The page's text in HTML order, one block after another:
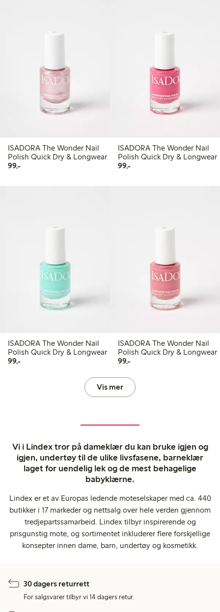
ISADORA The Wonder Nail
Polish Quick Dry & Longwear
99,-99,00 kr
ISADORA The Wonder Nail
Polish Quick Dry & Longwear
99,-99,00 kr
ISADORA The Wonder Nail
Polish Quick Dry & Longwear
99,-99,00 kr
ISADORA The Wonder Nail
Polish Quick Dry & Longwear
99,-99,00 kr
Vis mer
Vi i Lindex tror på dameklær du kan bruke igjen og
igjen, undertøy til de ulike livsfasene, barneklær
laget for uendelig lek og de mest behagelige
babyklærne.
Lindex er et av Europas ledende moteselskaper med ca. 440
butikker i 17 markeder og nettsalg over hele verden gjennom
tredjepartssamarbeid. Lindex tilbyr inspirerende og
prisgunstig mote, og sortimentet inkluderer flere forskjellige
konsepter innen dame, barn, undertøy og kosmetikk.
30 dagers returrett
For salgsvarer tilbyr vi 14 dagers retur.